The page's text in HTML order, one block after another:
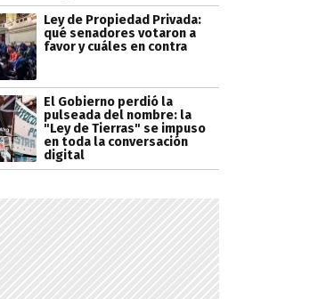
Ley de Propiedad Privada:
qué senadores votaron a
favor y cuáles en contra
El Gobierno perdió la
pulseada del nombre: la
"Ley de Tierras" se impuso
en toda la conversación
digital